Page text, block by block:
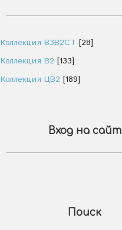
Коллекция В3В2СТ [28]
Коллекция В2 [133]
Коллекция ЦВ2 [189]
Вход на сайт
Поиск